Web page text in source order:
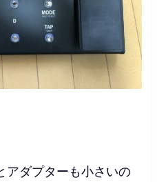
アダプターも小さいの